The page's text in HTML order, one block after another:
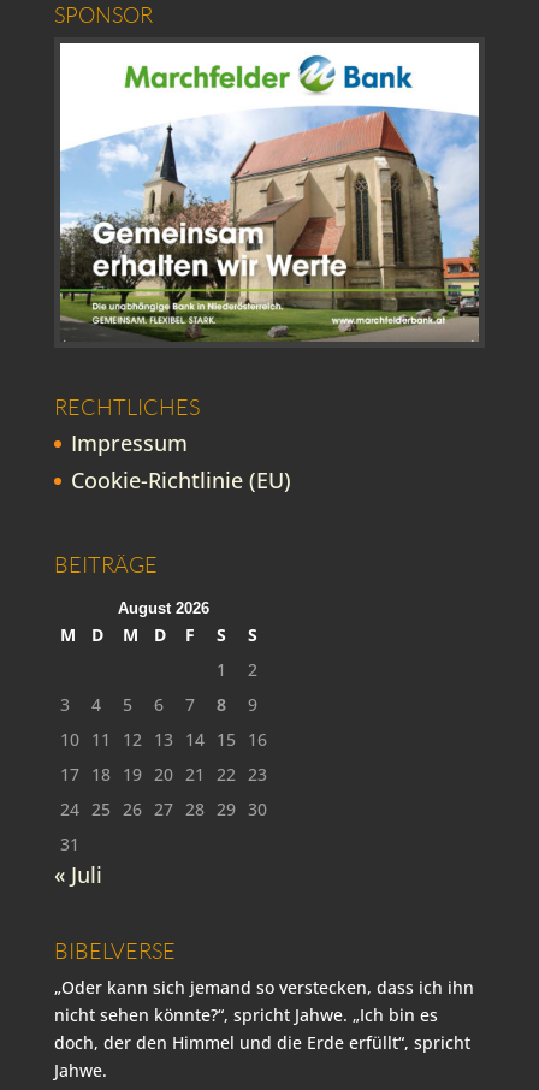
SPONSOR
RECHTLICHES
Impressum
Cookie-Richtlinie (EU)
BEITRÄGE
August 2026
M D M D F S
S
1
2
3
4 5 6 7 8
9
10 11 12 13 14 15
16
17 18 19 20 21 22 23
24 25 26 27 28 29 30
31
« Juli
BIBELVERSE
„Oder kann sich jemand so verstecken, dass ich ihn
nicht sehen könnte?“, spricht Jahwe. „Ich bin es
doch, der den Himmel und die Erde erfüllt“, spricht
Jahwe.